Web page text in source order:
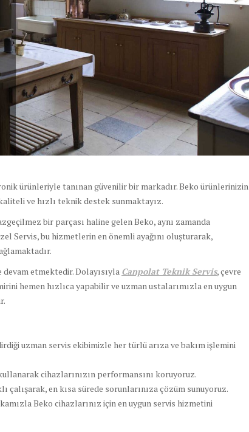
ürünleriyle tanınan güvenilir bir markadır. Beko ürünlerinizin
ve hızlı teknik destek sunmaktayız.
bir parçası haline gelen Beko, aynı zamanda
Servis, bu hizmetlerin en önemli ayağını oluşturarak,
etmektedir. Dolayısıyla Canpolat Teknik Servis, çevre
hemen hızlıca yapabilir ve uzman ustalarımızla en uygun
uzman servis ekibimizle her türlü arıza ve bakım işlemini
cihazlarınızın performansını koruyoruz.
çalışarak, en kısa sürede sorunlarınıza çözüm sunuyoruz.
Beko cihazlarınız için en uygun servis hizmetini